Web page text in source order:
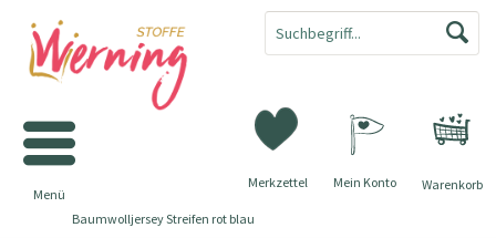
Warenkorb
Merkzettel Mein Konto
Menü
Baumwolljersey Streifen rot blau